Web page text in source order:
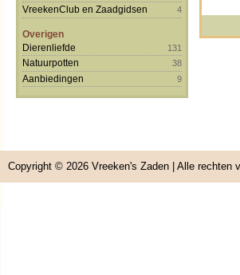
VreekenClub en Zaadgidsen 4
Overigen
Dierenliefde
131
Natuurpotten 38
Aanbiedingen 9
Copyright © 2026 Vreeken's Zaden | Alle rechten